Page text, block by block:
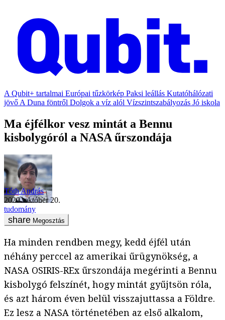
A Qubit+ tartalmai Európai tűzkörkép Paksi leállás Kutatóhálózati
jövő A Duna föntről Dolgok a víz alól Vízszintszabályozás Jó iskola
Ma éjfélkor vesz mintát a Bennu
kisbolygóról a NASA űrszondája
Tóth András
2020. október 20.
tudomány
Megosztás
Ha minden rendben megy, kedd éjfél után
néhány perccel az amerikai űrügynökség, a
NASA OSIRIS-REx űrszondája megérinti a Bennu
kisbolygó felszínét, hogy mintát gyűjtsön róla,
és azt három éven belül visszajuttassa a Földre.
Ez lesz a NASA történetében az első alkalom,